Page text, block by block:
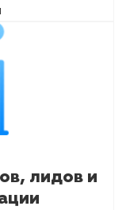
лидов и